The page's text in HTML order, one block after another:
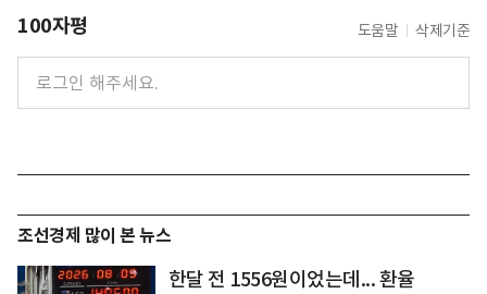
100자평 도움말 삭제기준
조선경제 많이 본 뉴스
한달 전 1556원이었는데... 환율